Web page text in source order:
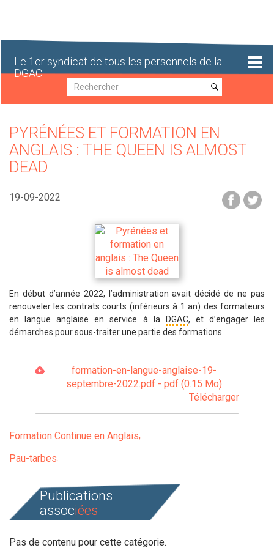
Le 1er syndicat de tous les personnels de la
DGAC
Recherche
Recherche
PYRÉNÉES ET FORMATION EN
ANGLAIS : THE QUEEN IS ALMOST
DEAD
19-09-2022
En début d’année 2022, l’administration avait décidé de ne pas
renouveler les contrats courts (inférieurs à 1 an) des formateurs
en langue anglaise en service à la
DGAC, et d’engager les
démarches pour sous-traiter une partie des formations.
formation-en-langue-anglaise-19-
septembre-2022.pdf - pdf (0.15 Mo)
Télécharger
Formation Continue en Anglais
Pau-tarbes
Publications
associées
Pas de contenu pour cette catégorie.